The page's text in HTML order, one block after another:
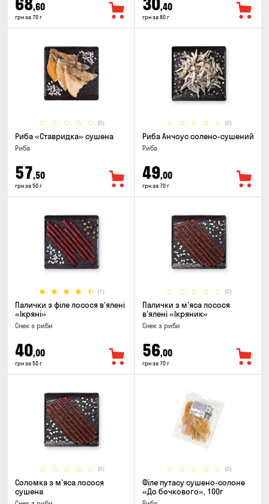
,60
грн за 70 г
,40
грн за 80 г
(0)
Риба «Ставридка» сушена
Риба
57,50
грн за 50 г
(0)
Риба Анчоус солено-сушений
Риба
49,00
грн за 70 г
(1)
Палички з філе лосося в'ялені
«Ікряні»
Снек з риби
40,00
грн за 50 г
(0)
Палички з м'яса лосося
в'ялені «Ікряник»
Снек з риби
56,00
грн за 70 г
(0)
Соломка з м'яса лосося
сушена
(0)
Філе путасу сушено-солоне
«До бочкового», 100г